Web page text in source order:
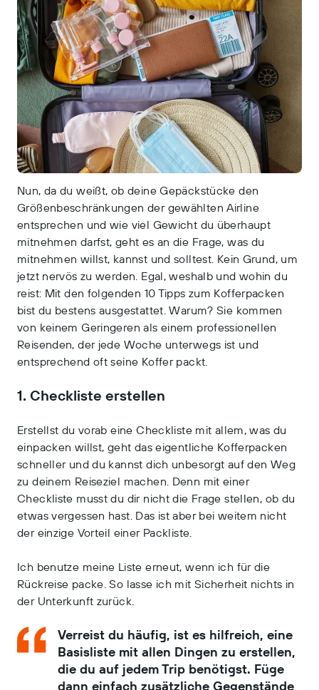
Nun, da du weißt, ob deine Gepäckstücke den
Größenbeschränkungen der gewählten Airline
entsprechen und wie viel Gewicht du überhaupt
mitnehmen darfst, geht es an die Frage, was du
mitnehmen willst, kannst und solltest. Kein Grund, um
jetzt nervös zu werden. Egal, weshalb und wohin du
reist: Mit den folgenden 10 Tipps zum Kofferpacken
bist du bestens ausgestattet. Warum? Sie kommen
von keinem Geringeren als einem professionellen
Reisenden, der jede Woche unterwegs ist und
entsprechend oft seine Koffer packt.
1. Checkliste erstellen
Erstellst du vorab eine Checkliste mit allem, was du
einpacken willst, geht das eigentliche Kofferpacken
schneller und du kannst dich unbesorgt auf den Weg
zu deinem Reiseziel machen. Denn mit einer
Checkliste musst du dir nicht die Frage stellen, ob du
etwas vergessen hast. Das ist aber bei weitem nicht
der einzige Vorteil einer Packliste.
Ich benutze meine Liste erneut, wenn ich für die
Rückreise packe. So lasse ich mit Sicherheit nichts in
der Unterkunft zurück.
Verreist du häufig, ist es hilfreich, eine
Basisliste mit allen Dingen zu erstellen,
die du auf jedem Trip benötigst. Füge
dann einfach zusätzliche Gegenstände